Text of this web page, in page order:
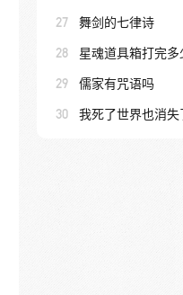
27 舞剑的七律诗
28 星魂道具箱打完多
29 儒家有咒语吗
30 我死了世界也消失